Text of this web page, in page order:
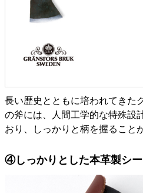
長い歴史とともに培われてきた
の斧には、人間工学的な特殊設
おり、しっかりと柄を握ること
④しっかりとした本革製シ